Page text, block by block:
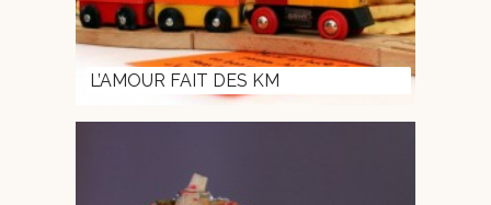
L’AMOUR FAIT DES KM